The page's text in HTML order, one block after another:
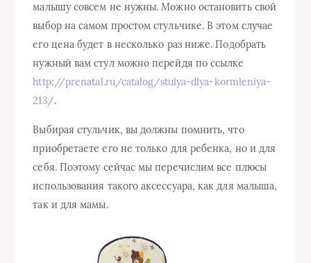
малышу совсем не нужны. Можно остановить свой
выбор на самом простом стульчике. В этом случае
его цена будет в несколько раз ниже. Подобрать
нужный вам стул можно перейдя по ссылке
http://prenatal.ru/catalog/stulya-dlya-kormleniya-
213/.
Выбирая стульчик, вы должны помнить, что
приобретаете его не только для ребенка, но и для
себя. Поэтому сейчас мы перечислим все плюсы
использования такого аксессуара, как для малыша,
так и для мамы.